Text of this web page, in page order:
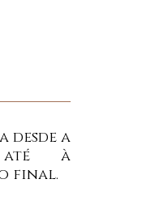
desde a
até à
final.